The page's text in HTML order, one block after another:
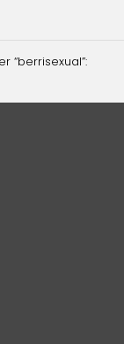
“berrisexual”: